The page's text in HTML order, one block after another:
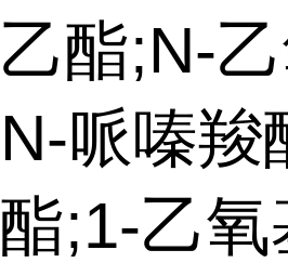
乙酯;N-
N-哌嗪羧
酯;1-乙